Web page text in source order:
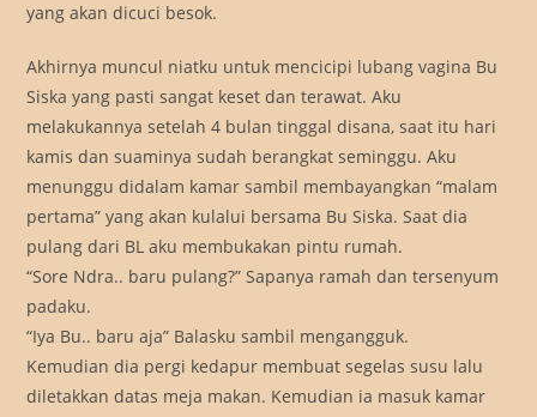
yang akan dicuci besok.
Akhirnya muncul niatku untuk mencicipi lubang vagina Bu
Siska yang pasti sangat keset dan terawat. Aku
melakukannya setelah 4 bulan tinggal disana, saat itu hari
kamis dan suaminya sudah berangkat seminggu. Aku
menunggu didalam kamar sambil membayangkan “malam
pertama” yang akan kulalui bersama Bu Siska. Saat dia
pulang dari BL aku membukakan pintu rumah.
“Sore Ndra.. baru pulang?” Sapanya ramah dan tersenyum
padaku.
“Iya Bu.. baru aja” Balasku sambil mengangguk.
Kemudian dia pergi kedapur membuat segelas susu lalu
diletakkan datas meja makan. Kemudian ia masuk kamar